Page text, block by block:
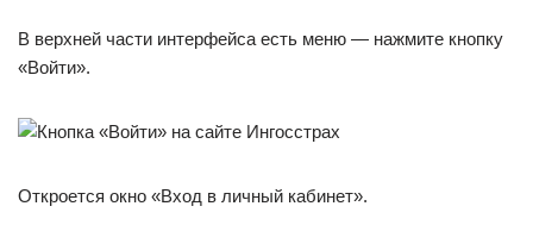
В верхней части интерфейса есть меню — нажмите кнопку
«Войти».
Откроется окно «Вход в личный кабинет».